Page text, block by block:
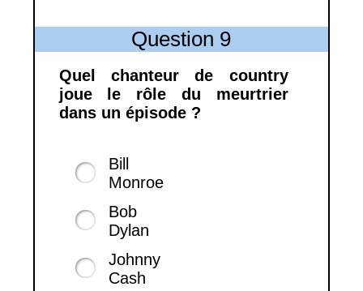
Question 9
Quel chanteur de country
joue le rôle du meurtrier
dans un épisode ?
Bill
Monroe
Bob
Dylan
Johnny
Cash